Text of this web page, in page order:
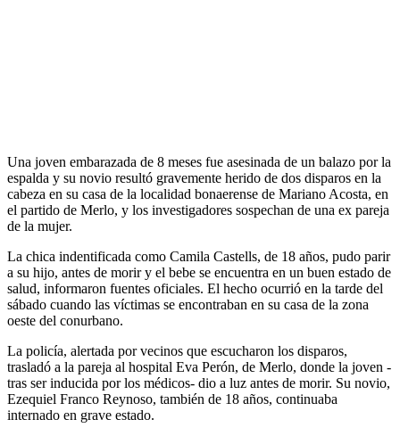
Una joven embarazada de 8 meses fue asesinada de un balazo por la
espalda y su novio resultó gravemente herido de dos disparos en la
cabeza en su casa de la localidad bonaerense de Mariano Acosta, en
el partido de Merlo, y los investigadores sospechan de una ex pareja
de la mujer.
La chica indentificada como Camila Castells, de 18 años, pudo parir
a su hijo, antes de morir y el bebe se encuentra en un buen estado de
salud, informaron fuentes oficiales. El hecho ocurrió en la tarde del
sábado cuando las víctimas se encontraban en su casa de la zona
oeste del conurbano.
La policía, alertada por vecinos que escucharon los disparos,
trasladó a la pareja al hospital Eva Perón, de Merlo, donde la joven -
tras ser inducida por los médicos- dio a luz antes de morir. Su novio,
Ezequiel Franco Reynoso, también de 18 años, continuaba
internado en grave estado.